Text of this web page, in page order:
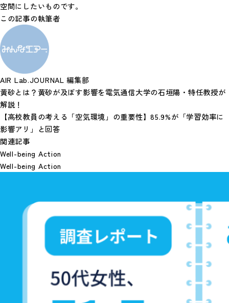
空間にしたいものです。
この記事の執筆者
AIR Lab.JOURNAL 編集部
黄砂とは？黄砂が及ぼす影響を電気通信大学の石垣陽・特任教授が
解説！
【高校教員の考える「空気環境」の重要性】85.9%が「学習効率に
影響アリ」と回答
関連記事
Well-being Action
Well-being Action